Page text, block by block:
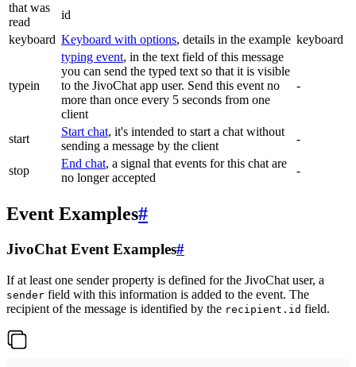
that was
read
id
keyboard Keyboard with options, details in the example keyboard
typein
typing event, in the text field of this message
you can send the typed text so that it is visible
to the JivoChat app user. Send this event no
more than once every 5 seconds from one
client
-
start
Start chat, it's intended to start a chat without
sending a message by the client
-
stop
End chat, a signal that events for this chat are
no longer accepted
-
Event Examples#
JivoChat Event Examples#
If at least one sender property is defined for the JivoChat user, a
sender field with this information is added to the event. The
recipient of the message is identified by the recipient.id field.